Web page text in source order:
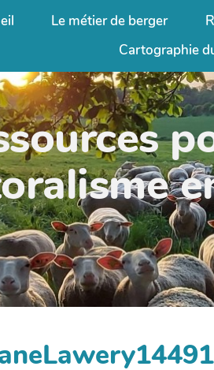
Le métier de berger
Cartographie